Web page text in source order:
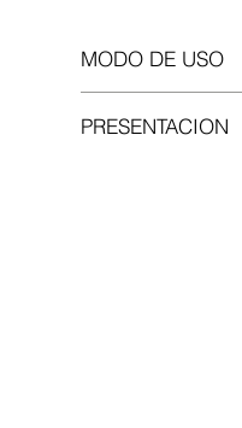
MODO DE USO
PRESENTACION